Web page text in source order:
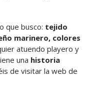
que busco: tejido
marinero, colores
atuendo playero y
una historia
de visitar la web de